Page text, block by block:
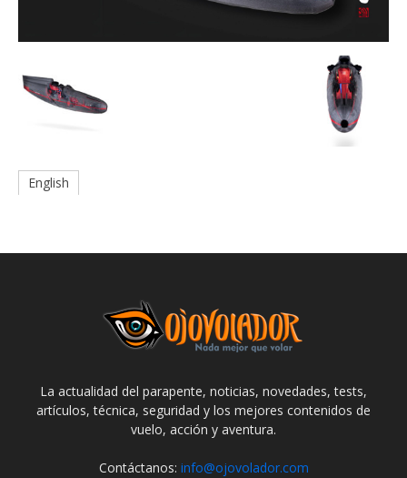
English
La actualidad del parapente, noticias, novedades, tests,
artículos, técnica, seguridad y los mejores contenidos de
vuelo, acción y aventura.
Contáctanos: info@ojovolador.com